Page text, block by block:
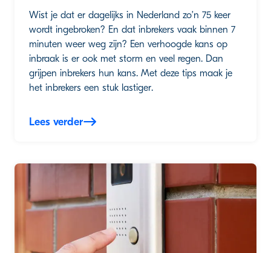
Wist je dat er dagelijks in Nederland zo’n 75 keer
wordt ingebroken? En dat inbrekers vaak binnen 7
minuten weer weg zijn? Een verhoogde kans op
inbraak is er ook met storm en veel regen. Dan
grijpen inbrekers hun kans. Met deze tips maak je
het inbrekers een stuk lastiger.
Lees verder